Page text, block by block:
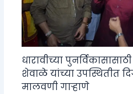
धारावीच्या
शेवाळे यांच्या उपस्थितीत
मालवणी गाऱ्हाणे